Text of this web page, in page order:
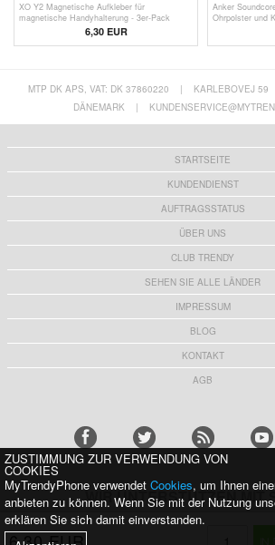
XO Y2 Magnetische Aufkleber für
magnetische Handyhalterung - 3er-Pack
6,30 EUR
Anker
Ohrpolster und
MTP DK APS, VAT: DK 37860220 | KARLEBOVEJ 59
DÄNEMARK
|
STARTSEITE
KUNDENDIENST
AUFTRAGSSTATUS
ÜBER UNS
CLUB TRENDY
SEHEN SIE ALLE LÄNDER
IMPRESSUM
BLOG
KONTAKT
AGB
WIR UNTERSTÜTZEN MIT
ZUSTIMMUNG ZUR VERWENDUNG VON
COOKIES
MyTrendyPhone verwendet Cookies, um Ihnen
anbieten zu können. Wenn Sie mit der Nutzung
erklären Sie sich damit einverstanden.